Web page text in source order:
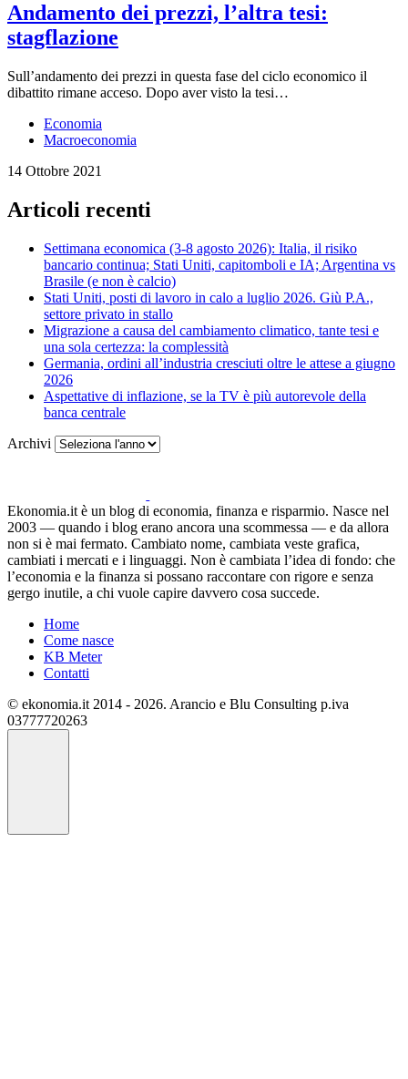
Andamento dei prezzi, l’altra tesi:
stagflazione
Sull’andamento dei prezzi in questa fase del ciclo economico il
dibattito rimane acceso. Dopo aver visto la tesi…
Economia
Macroeconomia
14 Ottobre 2021
Articoli recenti
Settimana economica (3-8 agosto 2026): Italia, il risiko
bancario continua; Stati Uniti, capitomboli e IA; Argentina vs
Brasile (e non è calcio)
Stati Uniti, posti di lavoro in calo a luglio 2026. Giù P.A.,
settore privato in stallo
Migrazione a causa del cambiamento climatico, tante tesi e
una sola certezza: la complessità
Germania, ordini all’industria cresciuti oltre le attese a giugno
2026
Aspettative di inflazione, se la TV è più autorevole della
banca centrale
Archivi
Ekonomia.it è un blog di economia, finanza e risparmio. Nasce nel
2003 — quando i blog erano ancora una scommessa — e da allora
non si è mai fermato. Cambiato nome, cambiata veste grafica,
cambiati i mercati e i linguaggi. Non è cambiata l’idea di fondo: che
l’economia e la finanza si possano raccontare con rigore e senza
gergo inutile, a chi vuole capire davvero cosa succede.
Home
Come nasce
KB Meter
Contatti
© ekonomia.it 2014 - 2026. Arancio e Blu Consulting p.iva
03777720263